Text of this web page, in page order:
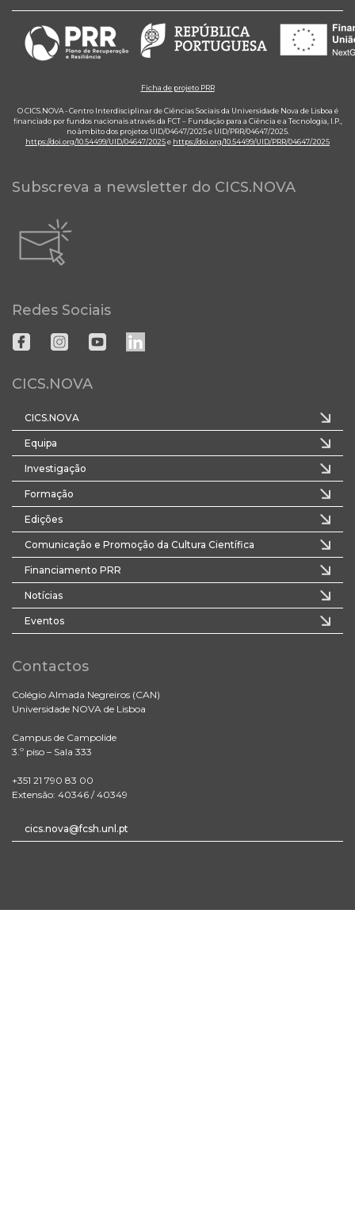
Ficha de projeto PRR
O CICS.NOVA - Centro Interdisciplinar de Ciências Sociais da Universidade Nova de Lisboa é
financiado por fundos nacionais através da FCT – Fundação para a Ciência e a Tecnologia, I.P.,
no âmbito dos projetos UID/04647/2025 e UID/PRR/04647/2025.
https://doi.org/10.54499/UID/04647/2025e https://doi.org/10.54499/UID/PRR/04647/2025
Subscreva a newsletter do CICS.NOVA
Redes Sociais
CICS.NOVA
CICS.NOVA
Equipa
Investigação
Formação
Edições
Comunicação e Promoção da Cultura Científica
Financiamento PRR
Notícias
Eventos
Contactos
Colégio Almada Negreiros (CAN)
Universidade NOVA de Lisboa
Campus de Campolide
3.º piso – Sala 333
+351 21 790 83 00
Extensão: 40346 / 40349
cics.nova@fcsh.unl.pt